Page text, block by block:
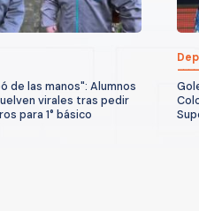
de las manos": Alumnos
virales tras pedir
para 1° básico